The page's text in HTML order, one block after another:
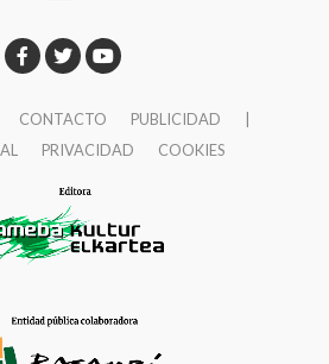
CONTACTO PUBLICIDAD
PRIVACIDAD COOKIES